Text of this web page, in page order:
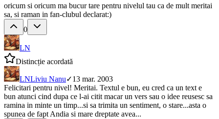
oricum si oricum ma bucur tare pentru nivelul tau ca de mult meritai
sa, si raman in fan-clubul declarat:)
0
LN
Distincție acordată
LNLiviu Nanu✓13 mar. 2003
Felicitari pentru nivel! Meritai. Textul e bun, eu cred ca un text e
bun atunci cind dupa ce l-ai citit macar un vers sau o idee reusesc sa
ramina in minte un timp...si sa trimita un sentiment, o stare...asta o
spunea de fapt Andia si mare dreptate avea...